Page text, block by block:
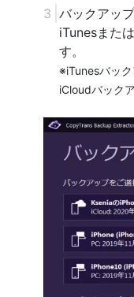
バックアッ
iTunesまた
す。
※iTunesバック
iCloudバック